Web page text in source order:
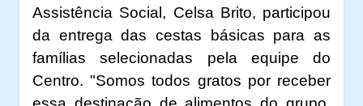
Assistência Social, Celsa Brito, participou
da entrega das cestas básicas para as
famílias selecionadas pela equipe do
Centro. "Somos todos gratos por receber